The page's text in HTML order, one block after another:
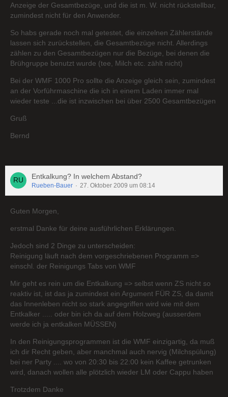
Anzeige der Gesamtbezüge, und die ist m. W. nicht rückstellbar,
zumindest nicht für den Anwender.
So habs gerade noch mal getestet, die einzelnen Zählerstände
lassen sich zurückstellen, die Gesamtbezüge nicht. Allerdings
zählen zu den Gesamtbezügen nur die Bezüge, bei denen die
Brühgruppe benutzt wurde (tee, Milch etc. zählt nicht)
Bei der WMF 1000 Pro sollte die Anzeige gleich sein, zumindest
an der Vorführmaschine die ich in einem Laden immer mal
wieder teste ...die ist inzwischen bei über 2500 Gesamtbezügen
Gruß
Bernd
Entkalkung? In welchem Abstand?
Rueben-Bauer 27. Oktober 2009 um 08:14
Guten Morgen,
erstmal Danke für deine ausführlichen Erklärungen.
Jedoch sind 2 Dinge zu unterscheiden:
Reinigung läuft nach dem vorgeschriebenen Programm =>
einschl. der Reinigungs Tabs von WMF
Mir geht es rein um die Entkalkung => selbst wenn ZS nicht so
reaktiv ist, ist das ja zumindest ein Argument FÜR ZS, da damit
das Innenleben nicht so stark angegriffen wird wie mit dem
Entkalker ..... oder bin ich da auf dem Holzweg (ausserdem
werde ich ja entkalken MÜSSEN)
In den Reinigungsprogrammen ist die WMF einzigartig, da muß
ich dir Recht geben, aber manchmal auch nervig (Milchspülung)
bei ner Party .... wo von 20:30 bis 22:00 kein Kaffee getrunken
wird, danach wollen alle plötzlich wieder LM oder Cappu haben
Trotzdem Danke